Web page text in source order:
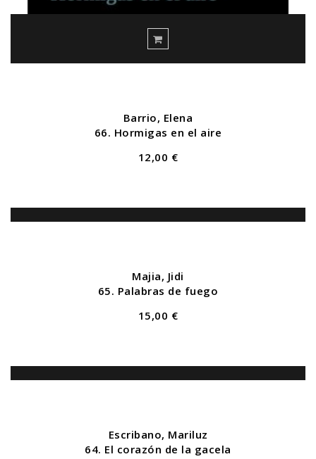
Barrio, Elena
66. Hormigas en el aire
12,00 €
Majia, Jidi
65. Palabras de fuego
15,00 €
Escribano, Mariluz
64. El corazón de la gacela